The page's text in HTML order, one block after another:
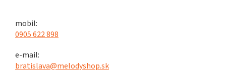
mobil:
0905 622 898
e-mail:
bratislava@melodyshop.sk